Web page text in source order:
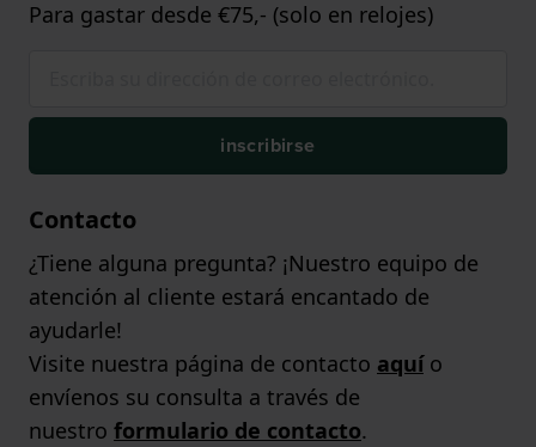
Para gastar desde €75,- (solo en relojes)
inscribirse
Contacto
¿Tiene alguna pregunta? ¡Nuestro equipo de
atención al cliente estará encantado de
ayudarle!
Visite nuestra página de contacto aquío
envíenos su consulta a través de
nuestro formulario de contacto.